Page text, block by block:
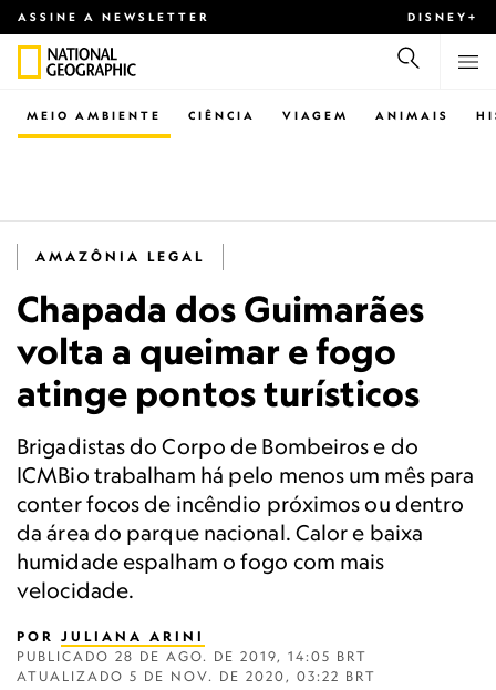
ASSINE A NEWSLETTER DISNEY+
CIÊNCIA VIAGEM ANIMAIS
MEIO AMBIENTE
AMAZÔNIA LEGAL
Chapada dos Guimarães
volta a queimar e fogo
atinge pontos turísticos
Brigadistas do Corpo de Bombeiros e do
ICMBio trabalham há pelo menos um mês para
conter focos de incêndio próximos ou dentro
da área do parque nacional. Calor e baixa
humidade espalham o fogo com mais
velocidade.
POR JULIANA ARINI
PUBLICADO 28 DE AGO. DE 2019, 14:05 BRT
ATUALIZADO 5 DE NOV. DE 2020, 03:22 BRT